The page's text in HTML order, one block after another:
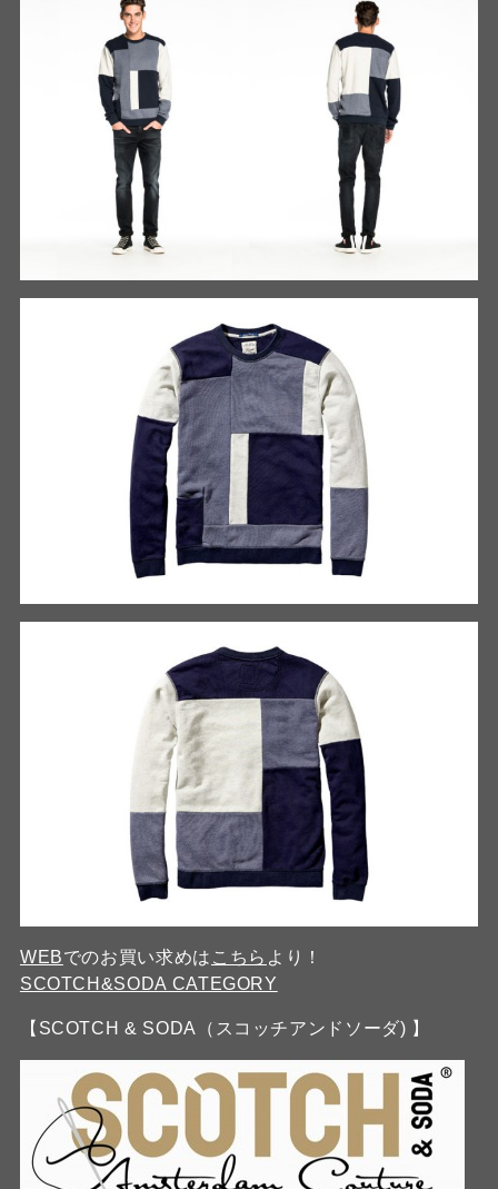
WEBでのお買い求めは こちら より！
SCOTCH&SODA CATEGORY
【SCOTCH & SODA（スコッチアンドソーダ) 】